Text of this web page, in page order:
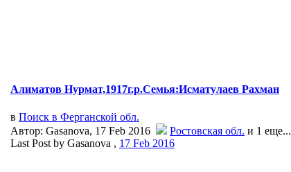
Алиматов Нурмат,1917г.р.Семья:Исматулаев Рахман
в Поиск в Ферганской обл.
Автор: Gasanova, 17 Feb 2016
Ростовская обл. и 1 еще...
Last Post by Gasanova , 17 Feb 2016